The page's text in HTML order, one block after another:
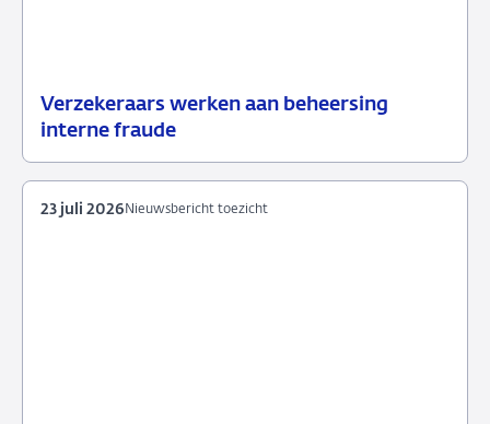
Verzekeraars werken aan beheersing
interne fraude
24
Nieuwsbericht
Nieuwsbericht toezicht
23 juli 2026